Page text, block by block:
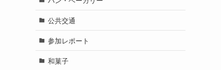
公共交通
参加レポート
和菓子